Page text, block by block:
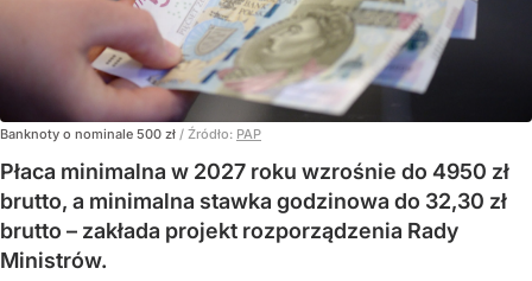
Banknoty o nominale 500 zł / Źródło: PAP
Płaca minimalna w 2027 roku wzrośnie do 4950 zł
brutto, a minimalna stawka godzinowa do 32,30 zł
brutto – zakłada projekt rozporządzenia Rady
Ministrów.